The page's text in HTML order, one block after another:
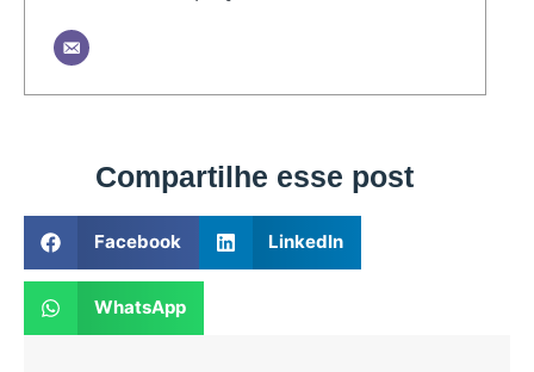
Compartilhe esse post
Facebook LinkedIn
WhatsApp